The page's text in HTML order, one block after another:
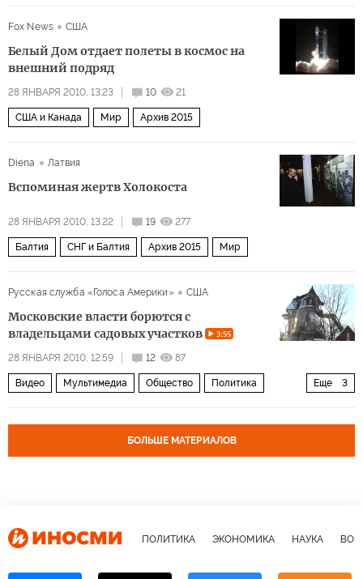
Fox News США
Белый Дом отдает полеты в космос на
внешний подряд
28 ЯНВАРЯ 2010, 13:23 10 21
США и Канада Мир Архив 2015
Diena Латвия
Вспоминая жертв Холокоста
28 ЯНВАРЯ 2010, 13:22 19 277
Балтия СНГ и Балтия Архив 2015 Мир
Русская служба «Голоса Америки» США
Московские власти борются с
владельцами садовых участков
3:55
28 ЯНВАРЯ 2010, 12:59 12 87
Еще 3
Видео Мультимедиа Общество Политика
БОЛЬШЕ МАТЕРИАЛОВ
ПОЛИТИКА ЭКОНОМИКА НАУКА